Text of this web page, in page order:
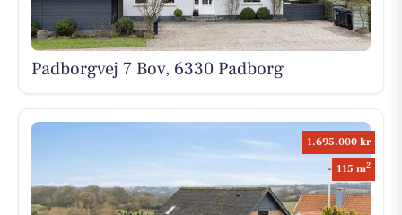
Padborgvej 7 Bov, 6330 Padborg
1.695.000 kr
115 m2